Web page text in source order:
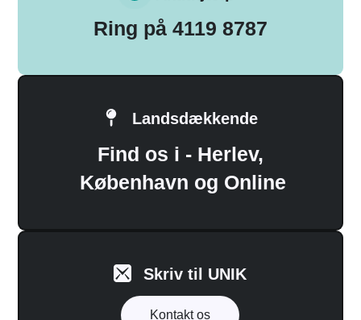
Ring på 4119 8787
Landsdækkende
Find os i - Herlev,
København og Online
Skriv til UNIK
Kontakt os